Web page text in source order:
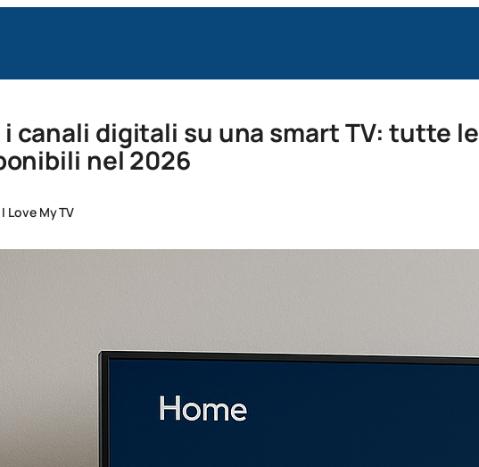
i canali digitali su una smart TV: tutte le
nel 2026
I Love My TV